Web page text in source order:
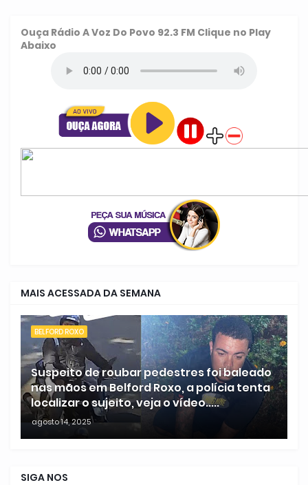
Ouça Rádio A Voz Do Povo 92.3 FM Clique no Play
Abaixo
MAIS ACESSADA DA SEMANA
BELFORD ROXO
Suspeito de roubar pedestres foi baleado
nas mãos em Belford Roxo, a polícia tenta
localizar o sujeito, veja o vídeo.....
agosto 14, 2025
SIGA NOS